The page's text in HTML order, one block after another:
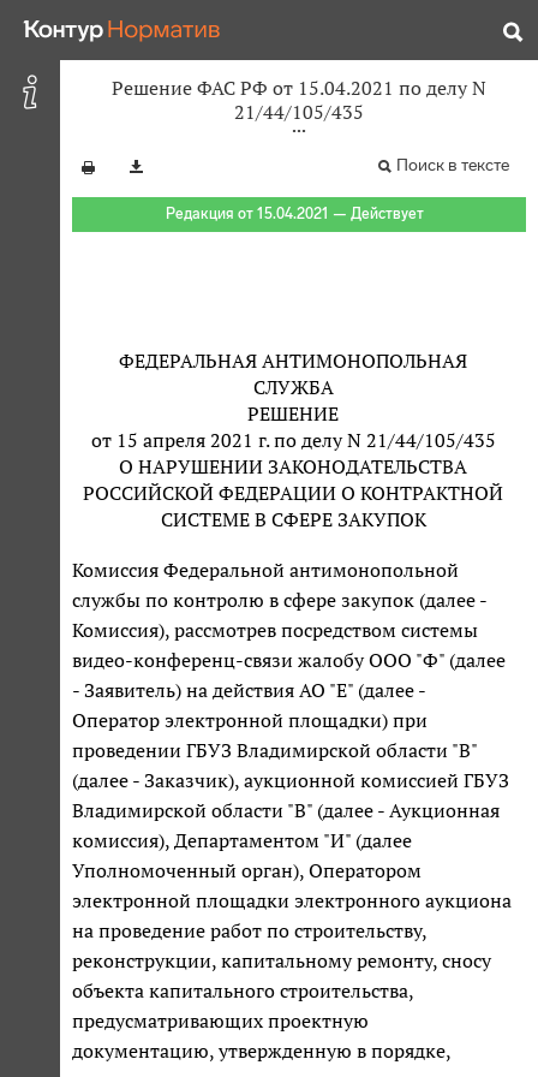
Решение ФАС РФ от 15.04.2021 по делу N
21/44/105/435
Поиск в тексте
Редакция от 15.04.2021 — Действует
ФЕДЕРАЛЬНАЯ АНТИМОНОПОЛЬНАЯ
СЛУЖБА
РЕШЕНИЕ
от 15 апреля 2021 г. по делу N 21/44/105/435
О НАРУШЕНИИ ЗАКОНОДАТЕЛЬСТВА
РОССИЙСКОЙ ФЕДЕРАЦИИ О КОНТРАКТНОЙ
СИСТЕМЕ В СФЕРЕ ЗАКУПОК
Комиссия Федеральной антимонопольной
службы по контролю в сфере закупок (далее -
Комиссия), рассмотрев посредством системы
видео-конференц-связи жалобу ООО "Ф" (далее
- Заявитель) на действия АО "Е" (далее -
Оператор электронной площадки) при
проведении ГБУЗ Владимирской области "В"
(далее - Заказчик), аукционной комиссией ГБУЗ
Владимирской области "В" (далее - Аукционная
комиссия), Департаментом "И" (далее
Уполномоченный орган), Оператором
электронной площадки электронного аукциона
на проведение работ по строительству,
реконструкции, капитальному ремонту, сносу
объекта капитального строительства,
предусматривающих проектную
документацию, утвержденную в порядке,